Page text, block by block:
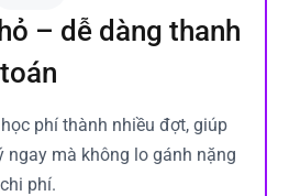
– dễ dàng thanh
toán
phí thành nhiều đợt, giúp
ngay mà không lo gánh nặng
chi phí.